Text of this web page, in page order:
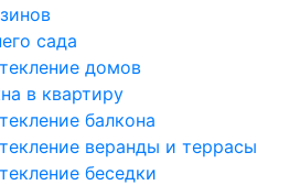
сада
домов
в квартиру
балкона
веранды и террасы
беседки